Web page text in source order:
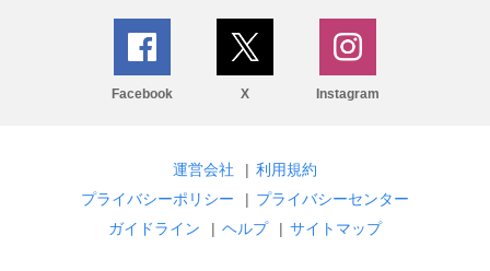
Facebook X Instagram
運営会社 | 利用規約
プライバシーポリシー
| プライバシーセンター
ガイドライン
| ヘルプ | サイトマップ